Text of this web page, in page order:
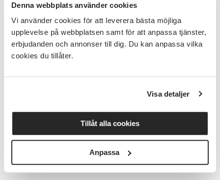
Denna webbplats använder cookies
Vi använder cookies för att leverera bästa möjliga
upplevelse på webbplatsen samt för att anpassa tjänster,
erbjudanden och annonser till dig. Du kan anpassa vilka
cookies du tillåter.
Visa detaljer
Tillåt alla cookies
Anpassa
Medverkande
Utställare
Bra att veta
Marknad för keramiker
Du får gärna visa demo av något slag.